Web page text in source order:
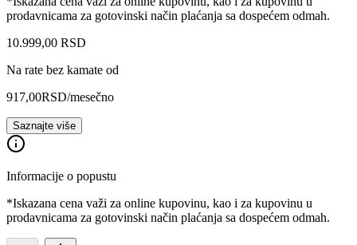
prodavnicama za gotovinski način plaćanja sa dospećem odmah.
10.999,00 RSD
Na rate bez kamate od
917,00RSD/mesečno
Saznajte više
Informacije o popustu
*Iskazana cena važi za online kupovinu, kao i za kupovinu u
prodavnicama za gotovinski način plaćanja sa dospećem odmah.